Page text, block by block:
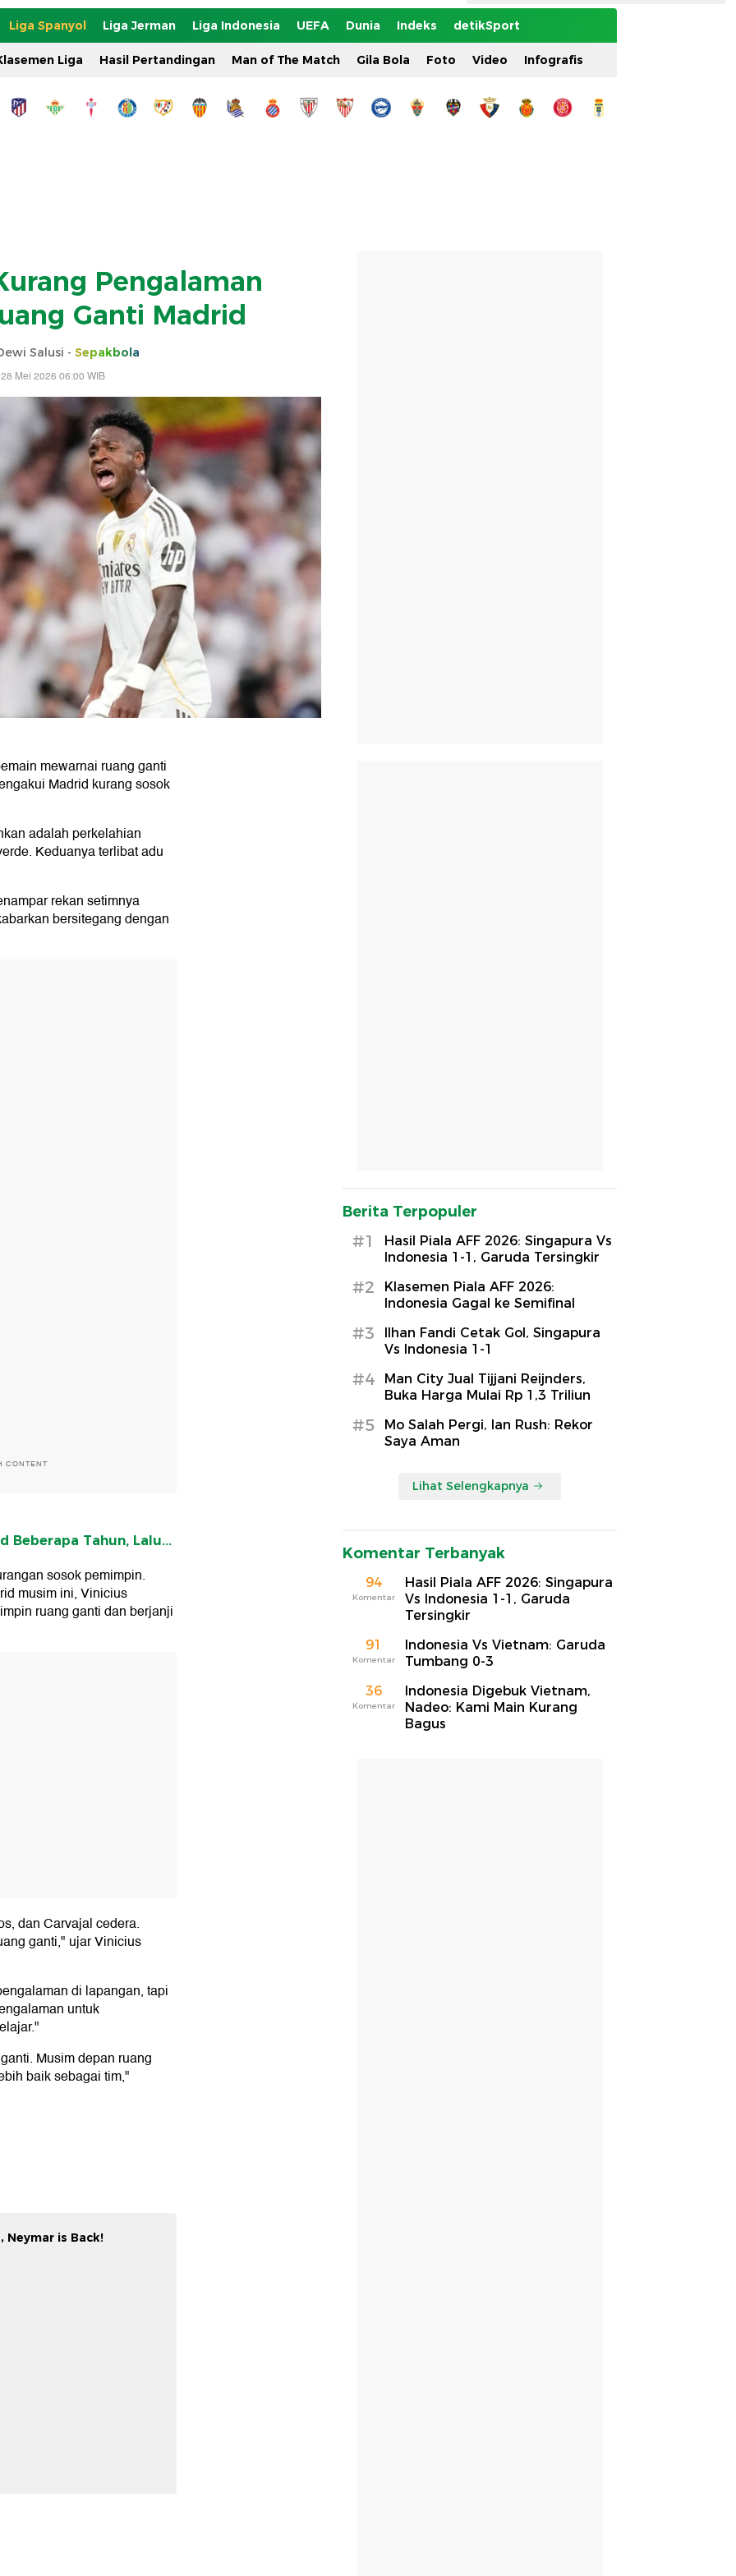
Liga Spanyol Liga Jerman Liga Indonesia UEFA Dunia Indeks detikSport
Liga Hasil Pertandingan Man of The Match Gila Bola Foto Video Infografis
Pengalaman
Ganti Madrid
Salusi - Sepakbola
Mei 2026 06:00 WIB
mewarnai ruang ganti
Madrid kurang sosok
adalah perkelahian
Keduanya terlibat adu
rekan setimnya
bersitegang dengan
CONTENT
Beberapa Tahun, Lalu...
sosok pemimpin.
musim ini, Vinicius
ruang ganti dan berjanji
dan Carvajal cedera.
ganti," ujar Vinicius
di lapangan, tapi
untuk
Musim depan ruang
baik sebagai tim,"
Neymar is Back!
Berita Terpopuler
#1
Hasil Piala AFF 2026: Singapura Vs
Indonesia 1-1, Garuda Tersingkir
#2
Klasemen Piala AFF 2026:
Indonesia Gagal ke Semifinal
#3
Ilhan Fandi Cetak Gol, Singapura
Vs Indonesia 1-1
#4
Man City Jual Tijjani Reijnders,
Buka Harga Mulai Rp 1,3 Triliun
#5
Mo Salah Pergi, Ian Rush: Rekor
Saya Aman
Lihat Selengkapnya
Komentar Terbanyak
94
Komentar
Hasil Piala AFF 2026: Singapura
Vs Indonesia 1-1, Garuda
Tersingkir
91
Komentar
Indonesia Vs Vietnam: Garuda
Tumbang 0-3
36
Komentar
Indonesia Digebuk Vietnam,
Nadeo: Kami Main Kurang
Bagus